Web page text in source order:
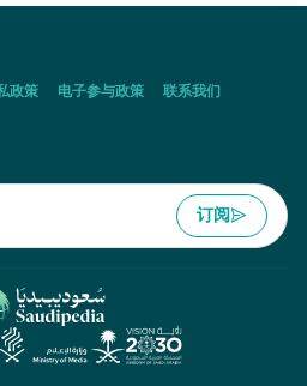
政策 电子参与政策
联系我们
订阅